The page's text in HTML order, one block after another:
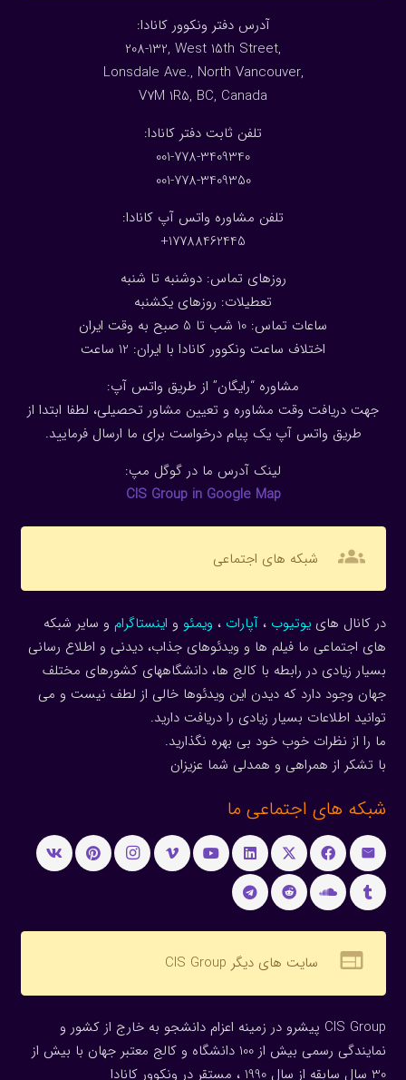
:آدرس دفتر ونکوور کانادا
208-132, West 15th Street,
Lonsdale Ave., North Vancouver,
V7M 1R5, BC, Canada
:تلفن ثابت دفتر کانادا
001-778-3409340
001-778-3409350
تلفن مشاوره واتس آپ کانادا:
17788462445+
روزهای تماس: دوشنبه تا شنبه
تعطیلات: روزهای یکشنبه
ساعات تماس: 10 شب تا 5 صبح به وقت ایران
اختلاف ساعت ونکوور کانادا با ایران: 1 2 ساعت
مشاوره “رایگان” از طریق واتس آپ:
جهت دریافت وقت مشاوره و تعیین مشاور تحصیلی، لطفا ابتدا از
طریق واتس آپ یک پیام درخواست برای ما ارسال فرمایید.
لینک آدرس ما در گوگل مپ:
CIS Group in Google Map
groups شبکه های اجتماعی
در کانال هاییوتیوب ، آپارات ، ویمئو و اینستاگرام و سایر شبکه
های اجتماعی ما فیلم ها و ویدئوهای جذاب، دیدنی و اطلاع رسانی
بسیار زیادی در رابطه با کالج ها، دانشگاههای کشورهای مختلف
جهان وجود دارد که دیدن این ویدئوها خالی از لطف نیست و می
توانید اطلاعات بسیار زیادی را دریافت دارید.
ما را از نظرات خوب خود بی بهره نگذارید.
با تشکر از همراهی و همدلی شما عزیزان
شبکه های اجتماعی ما
web سایت های دیگر CIS Group
CIS Group پیشرو در زمینه اعزام دانشجو به خارج از کشور و
نمایندگی رسمی بیش از 100 دانشگاه و کالج معتبر جهان با بیش از
30 سال سابقه از سال 1990 ، مستقر در ونکوور کانادا